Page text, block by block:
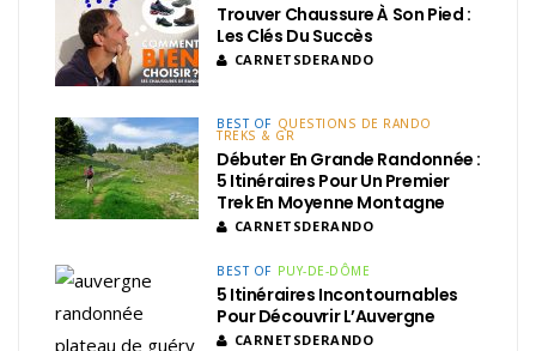
Trouver Chaussure À Son Pied :
Les Clés Du Succès
CARNETSDERANDO
BEST OF QUESTIONS DE RANDO
TREKS & GR
Débuter En Grande Randonnée :
5 Itinéraires Pour Un Premier
Trek En Moyenne Montagne
CARNETSDERANDO
BEST OF PUY-DE-DÔME
5 Itinéraires Incontournables
Pour Découvrir L’Auvergne
CARNETSDERANDO